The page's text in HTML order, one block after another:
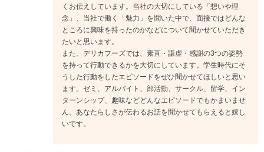
くお伝えしています。当社の大切にしている「想いや理
念」、当社で働く「魅力」を聞いた中で、面接ではどんな
ところに興味を持ったのかなどについて聞かせていただき
たいと思います。
また、デリカフーズでは、素直・謙虚・感謝の3つの姿勢
を持って行動できるかを大切にしています。学生時代にそ
うした行動をしたエピソードをぜひ聞かせてほしいと思い
ます。ゼミ、アルバイト、部活動、サークル、留学、イン
ターンシップ、趣味などどんなエピソードでもかまいませ
ん。あなたらしさが伝わるお話を聞かせてもらえると嬉し
いです。